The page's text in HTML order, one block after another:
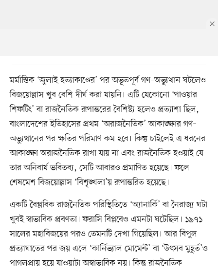
মর্মান্তিক ‘জুলাই হত্যাকাণ্ডের’ পর অভূতপূর্ব গণ–অভ্যুত্থান ঘটলেও
বিজয়োল্লাস খুব বেশি দীর্ঘ করা যায়নি। এটি যেকোনো ‘পাওয়ার
শিফটিং’ বা রাজনৈতিক রূপান্তরের বৈশিষ্ট্য হলেও প্রত্যাশা ছিল,
বাংলাদেশের ইতিহাসের প্রথম ‘অরাজনৈতিক’ আকাঙ্ক্ষার গণ–
অভ্যুত্থানের পর ক্ষতির পরিমাণ কম হবে। কিন্তু চাইলেই এ ধরনের
আকাঙ্ক্ষা অরাজনৈতিক রাখা যায় না এবং রাজনৈতিক হওয়াই যে
তার অনিবার্য ভবিতব্য, সেটি আবারও প্রমাণিত হয়েছে। ফলে
শেষমেশ বিজয়োল্লাস ‘বিশৃঙ্খলা’য় রূপান্তরিত হয়েছে।
একটি বৈপ্লবিক রাজনৈতিক পরিস্থিতিতে ‘অ্যানার্কি’ বা নৈরাজ্য ঘটা
খুবই স্বাভাবিক প্রবণতা। ফরাসি বিপ্লবেও এমনটা ঘটেছিল। ১৯৭১
সালের মহাবিজয়ের পরও তেমনটি দেখা গিয়েছিল। আর বিপুল
প্রত্যাঘাতের পর জয় এলে ‘কার্নিভ্যাল মোমেন্ট’ বা ‘উৎসব মুহূর্ত’ও
পাগলপ্রায় হয়ে যাওয়াটা অস্বাভাবিক নয়। কিন্তু রাজনৈতিক